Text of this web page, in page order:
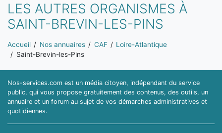
LES AUTRES ORGANISMES À
SAINT-BREVIN-LES-PINS
Vous êtes ici:
Accueil Nos annuaires CAF
Loire-Atlantique
Saint-Brevin-les-Pins
Nos-services.com est un média citoyen, indépendant du service
public, qui vous propose gratuitement des contenus, des outils, un
annuaire et un forum au sujet de vos démarches administratives et
quotidiennes.